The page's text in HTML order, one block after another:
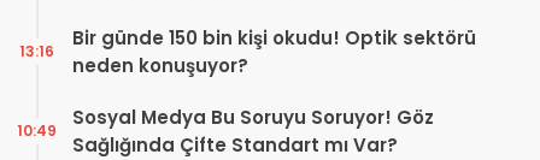
Bir günde 150 bin kişi okudu! Optik sektörü
neden konuşuyor?
13:16
Sosyal Medya Bu Soruyu Soruyor! Göz
Sağlığında Çifte Standart mı Var?
10:49